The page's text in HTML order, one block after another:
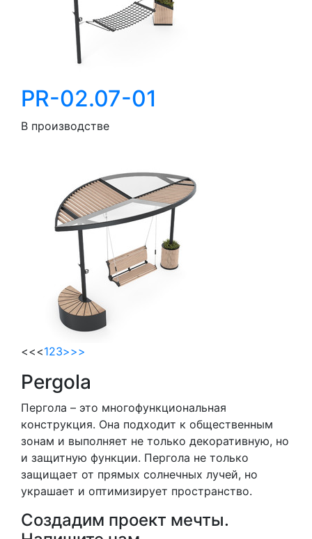
PR-02.07-01
В производстве
<<<123>>>
Pergola
Пергола – это многофункциональная
конструкция. Она подходит к общественным
зонам и выполняет не только декоративную, но
и защитную функции. Пергола не только
защищает от прямых солнечных лучей, но
украшает и оптимизирует пространство.
Создадим проект мечты.